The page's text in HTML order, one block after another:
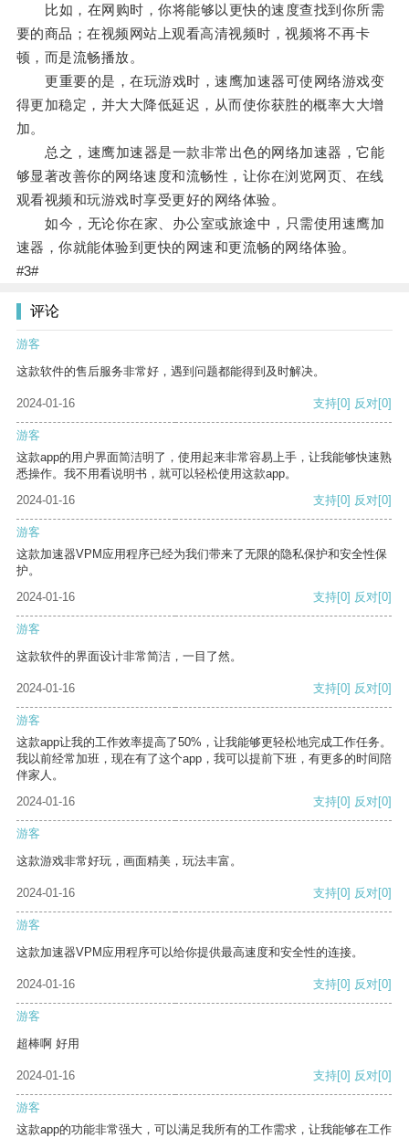
比如，在网购时，你将能够以更快的速度查找到你所需
要的商品；在视频网站上观看高清视频时，视频将不再卡
顿，而是流畅播放。
更重要的是，在玩游戏时，速鹰加速器可使网络游戏变
得更加稳定，并大大降低延迟，从而使你获胜的概率大大增
加。
总之，速鹰加速器是一款非常出色的网络加速器，它能
够显著改善你的网络速度和流畅性，让你在浏览网页、在线
观看视频和玩游戏时享受更好的网络体验。
如今，无论你在家、办公室或旅途中，只需使用速鹰加
速器，你就能体验到更快的网速和更流畅的网络体验。
#3#
评论
游客
这款软件的售后服务非常好，遇到问题都能得到及时解决。
2024-01-16 支持[0] 反对[0]
游客
这款app的用户界面简洁明了，使用起来非常容易上手，让我能够快速熟
悉操作。我不用看说明书，就可以轻松使用这款app。
2024-01-16
支持[0] 反对[0]
游客
这款加速器VPM应用程序已经为我们带来了无限的隐私保护和安全性保
护。
2024-01-16
支持[0] 反对[0]
游客
这款软件的界面设计非常简洁，一目了然。
2024-01-16 支持[0] 反对[0]
游客
这款app让我的工作效率提高了50%，让我能够更轻松地完成工作任务。
我以前经常加班，现在有了这个app，我可以提前下班，有更多的时间陪
伴家人。
2024-01-16
支持[0] 反对[0]
游客
这款游戏非常好玩，画面精美，玩法丰富。
2024-01-16 支持[0] 反对[0]
游客
这款加速器VPM应用程序可以给你提供最高速度和安全性的连接。
2024-01-16 支持[0] 反对[0]
游客
超棒啊 好用
2024-01-16 支持[0] 反对[0]
游客
这款app的功能非常强大，可以满足我所有的工作需求，让我能够在工作